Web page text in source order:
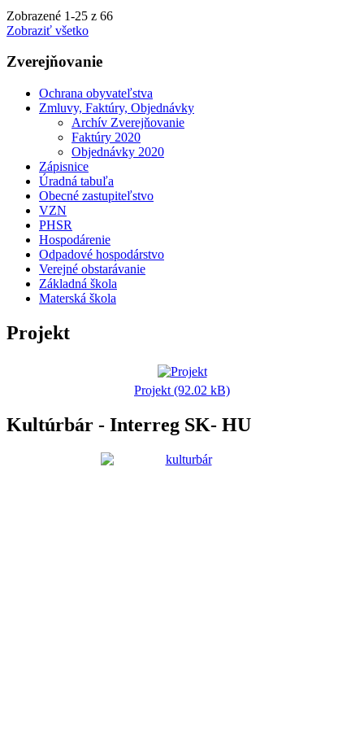
Zobrazené 1-25 z 66
Zobraziť všetko
Zverejňovanie
Ochrana obyvateľstva
Zmluvy, Faktúry, Objednávky
Archív Zverejňovanie
Faktúry 2020
Objednávky 2020
Zápisnice
Úradná tabuľa
Obecné zastupiteľstvo
VZN
PHSR
Hospodárenie
Odpadové hospodárstvo
Verejné obstarávanie
Základná škola
Materská škola
Projekt
Projekt (92.02 kB)
Kultúrbár - Interreg SK- HU